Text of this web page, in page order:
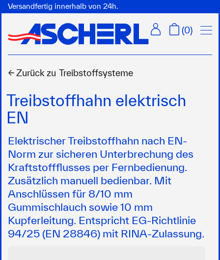
Versandfertig innerhalb von 24h.
(0)
← Zurück zu Treibstoffsysteme
Treibstoffhahn elektrisch
EN
Elektrischer Treibstoffhahn nach EN-
Norm zur sicheren Unterbrechung des
Kraftstoffflusses per Fernbedienung.
Zusätzlich manuell bedienbar. Mit
Anschlüssen für 8/10 mm
Gummischlauch sowie 10 mm
Kupferleitung. Entspricht EG-Richtlinie
94/25 (EN 28846) mit RINA-Zulassung.